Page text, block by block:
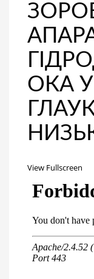
ОКА У
View Fullscreen
PDF